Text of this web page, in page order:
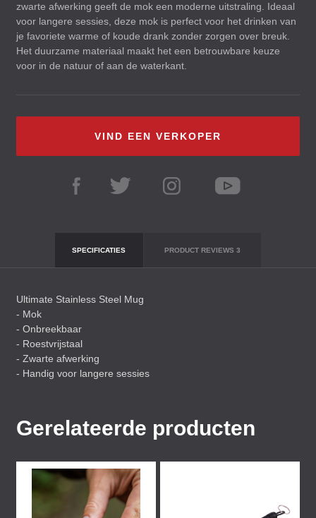
zwarte afwerking geeft de mok een moderne uitstraling. Ideaal
voor langere sessies, deze mok is perfect voor het drinken van
je favoriete warme of koude drank zonder zorgen over breuk.
Het duurzame materiaal maakt het een betrouwbare keuze
voor in de natuur of aan de waterkant.
VIND EEN VERKOPER
SPECIFICATIES PRODUCT REVIEWS 3
Ultimate Stainless Steel Mug
- Mok
- Onbreekbaar
- Roestvrijstaal
- Zwarte afwerking
- Handig voor langere sessies
Gerelateerde producten